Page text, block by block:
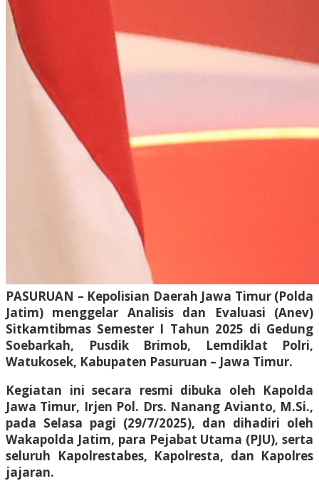
PASURUAN – Kepolisian Daerah Jawa Timur (Polda
Jatim) menggelar Analisis dan Evaluasi (Anev)
Sitkamtibmas Semester I Tahun 2025 di Gedung
Soebarkah, Pusdik Brimob, Lemdiklat Polri,
Watukosek, Kabupaten Pasuruan – Jawa Timur.
Kegiatan ini secara resmi dibuka oleh Kapolda
Jawa Timur, Irjen Pol. Drs. Nanang Avianto, M.Si.,
pada Selasa pagi (29/7/2025), dan dihadiri oleh
Wakapolda Jatim, para Pejabat Utama (PJU), serta
seluruh Kapolrestabes, Kapolresta, dan Kapolres
jajaran.